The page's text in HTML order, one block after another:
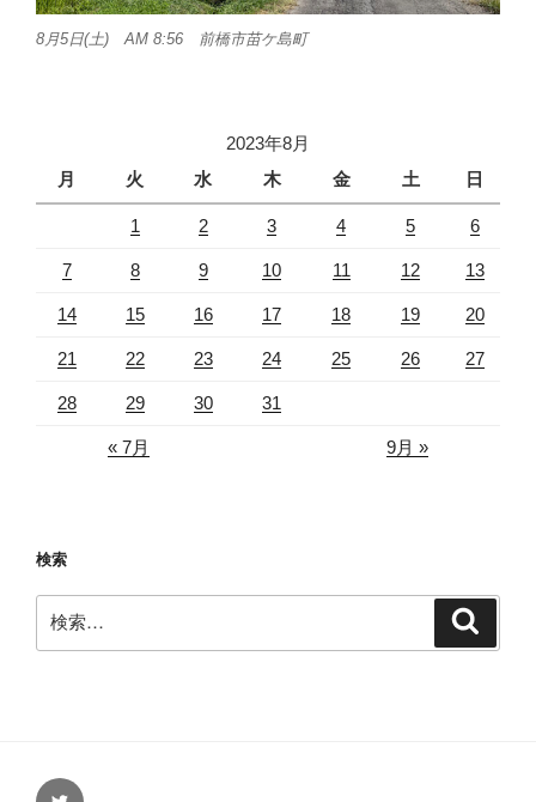
8月5日(土) AM 8:56 前橋市苗ケ島町
2023年8月
月
火 水 木 金 土 日
1 2 3 4 5 6
7 8 9 10 11 12 13
14 15 16 17 18 19 20
21 22 23 24 25 26 27
28 29 30 31
« 7月 9月 »
検索
索:
Twitter